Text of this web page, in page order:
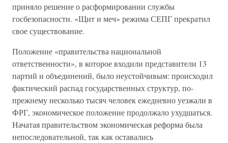
приняло решение о расформировании службы
госбезопасности. «Щит и меч» режима СЕПГ прекратил
свое существование.
Положение «правительства национальной
ответственности», в которое входили представители 13
партий и объединений, было неустойчивым: происходил
фактический распад государственных структур, по-
прежнему несколько тысяч человек ежедневно уезжали в
ФРГ, экономическое положение продолжало ухудшаться.
Начатая правительством экономическая реформа была
непоследовательной, так как оставались